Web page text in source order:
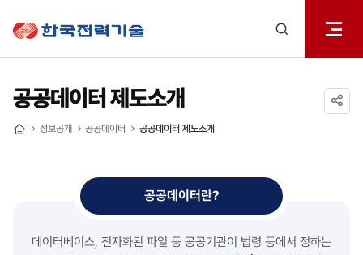
열기
공공데이터 제도소개
정보공개 공공데이터 공공데이터 제도소개
공공데이터란?
데이터베이스, 전자화된 파일 등 공공기관이 법령 등에서 정하는